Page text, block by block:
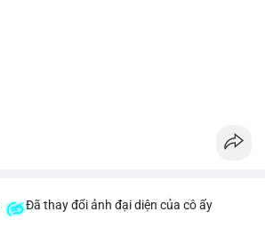
Đã thay đổi ảnh đại diện của cô ấy